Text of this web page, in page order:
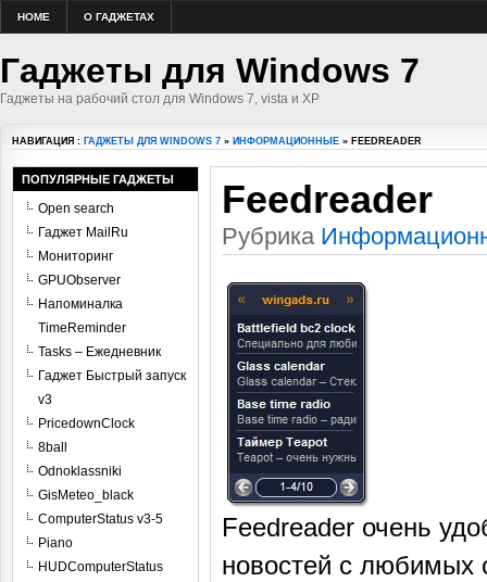
HOME О ГАДЖЕТАХ
Гаджеты для Windows 7
Гаджеты на рабочий стол для Windows 7, vista и XP
НАВИГАЦИЯ : ГАДЖЕТЫ ДЛЯ WINDOWS 7 » ИНФОРМАЦИОННЫЕ » FEEDREADER
Feedreader
Рубрика
Feedreader очень
новостей с любимых
ПОПУЛЯРНЫЕ ГАДЖЕТЫ
Open search
Гаджет MailRu
Мониторинг
GPUObserver
Напоминалка
TimeReminder
Tasks – Ежедневник
Гаджет Быстрый запуск
v3
PricedownClock
8ball
Odnoklassniki
GisMeteo_black
ComputerStatus v3-5
Piano
HUDComputerStatus